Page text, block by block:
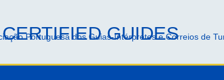
GUIDES
Portuguesa dos Guias-Intérpretes e Correios de